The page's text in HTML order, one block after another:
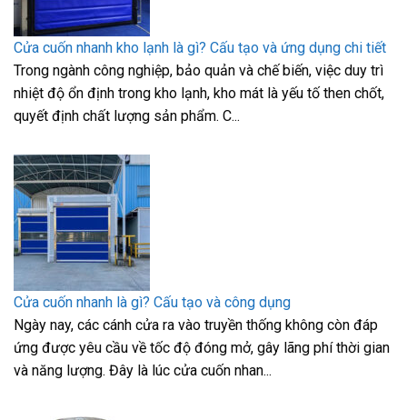
Cửa cuốn nhanh kho lạnh là gì? Cấu tạo và ứng dụng chi tiết
Trong ngành công nghiệp, bảo quản và chế biến, việc duy trì
nhiệt độ ổn định trong kho lạnh, kho mát là yếu tố then chốt,
quyết định chất lượng sản phẩm. C...
Cửa cuốn nhanh là gì? Cấu tạo và công dụng
Ngày nay, các cánh cửa ra vào truyền thống không còn đáp
ứng được yêu cầu về tốc độ đóng mở, gây lãng phí thời gian
và năng lượng. Đây là lúc cửa cuốn nhan...